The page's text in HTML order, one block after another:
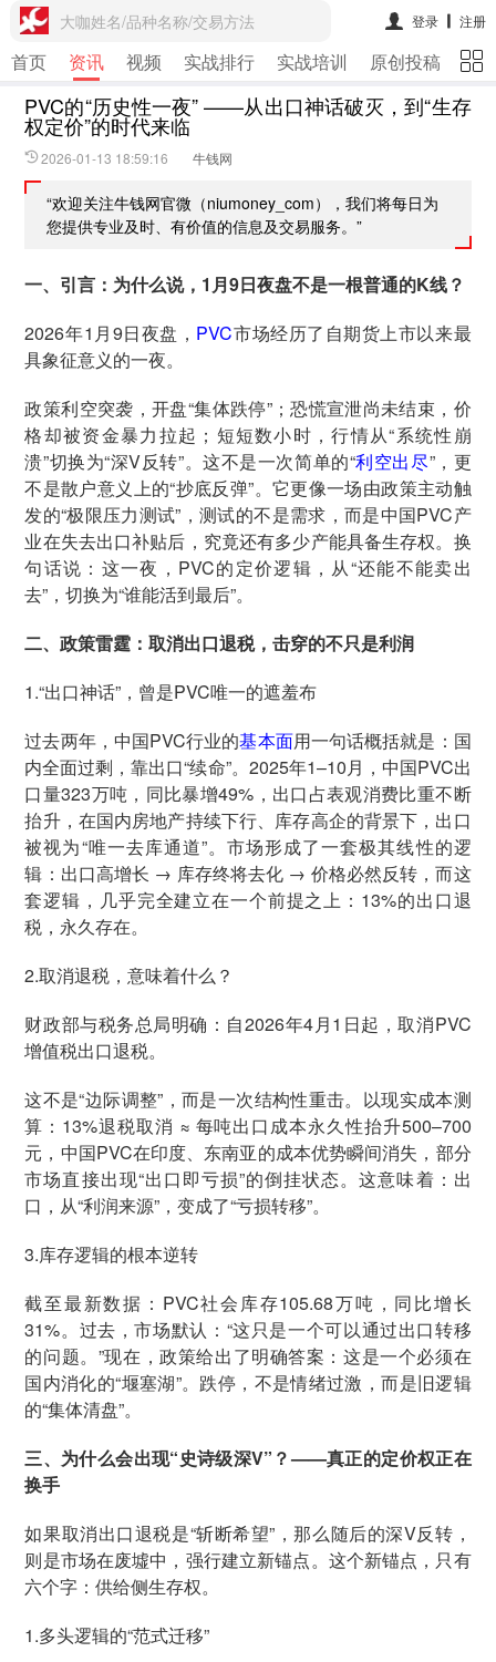
大咖姓名/品种名称/交易方法 登录 注册
首页 资讯 视频 实战排行 实战培训 原创投稿 期
PVC的“历史性一夜” ——从出口神话破灭，到“生存
权定价”的时代来临
2026-01-13 18:59:16 牛钱网
“欢迎关注牛钱网官微（niumoney_com），我们将每日为
您提供专业及时、有价值的信息及交易服务。”
一、引言：为什么说，1月9日夜盘不是一根普通的K线？
2026年1月9日夜盘， PVC市场经历了自期货上市以来最
具象征意义的一夜。
政策利空突袭，开盘“集体跌停”；恐慌宣泄尚未结束，价
格却被资金暴力拉起；短短数小时，行情从“系统性崩
溃”切换为“深V反转”。这不是一次简单的“利空出尽”，更
不是散户意义上的“抄底反弹”。它更像一场由政策主动触
发的“极限压力测试”，测试的不是需求，而是中国PVC产
业在失去出口补贴后，究竟还有多少产能具备生存权。换
句话说：这一夜，PVC的定价逻辑，从“还能不能卖出
去”，切换为“谁能活到最后”。
二、政策雷霆：取消出口退税，击穿的不只是利润
1.“出口神话”，曾是PVC唯一的遮羞布
过去两年，中国PVC行业的基本面用一句话概括就是：国
内全面过剩，靠出口“续命”。2025年1–10月，中国PVC出
口量323万吨，同比暴增49%，出口占表观消费比重不断
抬升，在国内房地产持续下行、库存高企的背景下，出口
被视为“唯一去库通道”。市场形成了一套极其线性的逻
辑：出口高增长 → 库存终将去化 → 价格必然反转，而这
套逻辑，几乎完全建立在一个前提之上：13%的出口退
税，永久存在。
2.取消退税，意味着什么？
财政部与税务总局明确：自2026年4月1日起，取消PVC
增值税出口退税。
这不是“边际调整”，而是一次结构性重击。以现实成本测
算：13%退税取消 ≈ 每吨出口成本永久性抬升500–700
元，中国PVC在印度、东南亚的成本优势瞬间消失，部分
市场直接出现“出口即亏损”的倒挂状态。这意味着：出
口，从“利润来源”，变成了“亏损转移”。
3.库存逻辑的根本逆转
截至最新数据：PVC社会库存105.68万吨，同比增长
31%。过去，市场默认：“这只是一个可以通过出口转移
的问题。”现在，政策给出了明确答案：这是一个必须在
国内消化的“堰塞湖”。跌停，不是情绪过激，而是旧逻辑
的“集体清盘”。
三、为什么会出现“史诗级深V”？——真正的定价权正在
换手
如果取消出口退税是“斩断希望”，那么随后的深V反转，
则是市场在废墟中，强行建立新锚点。这个新锚点，只有
六个字：供给侧生存权。
1.多头逻辑的“范式迁移”